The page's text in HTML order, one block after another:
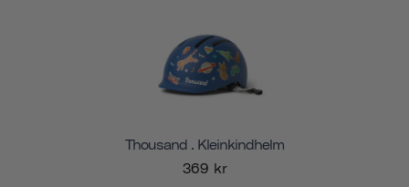
Thousand . Kleinkindhelm
369 kr